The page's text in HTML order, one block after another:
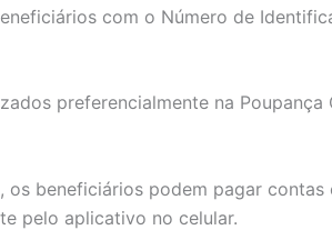
com o Número de
preferencialmente na Poupança
os beneficiários podem pagar contas
pelo aplicativo no celular.